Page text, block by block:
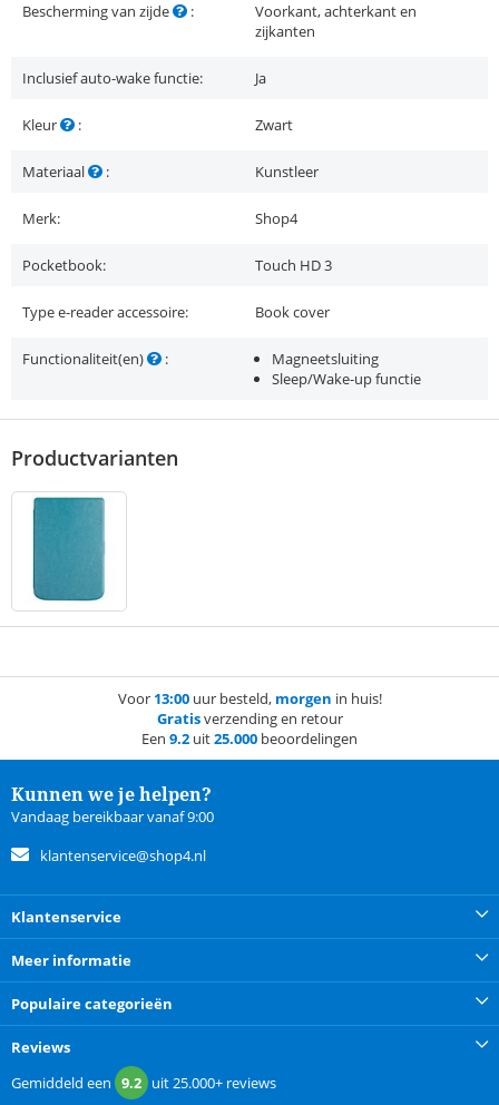
Bescherming van zijde :
Voorkant, achterkant en
zijkanten
Inclusief auto-wake functie: Ja
Kleur : Zwart
Materiaal : Kunstleer
Merk: Shop4
Pocketbook: Touch HD 3
Type e-reader accessoire: Book cover
Functionaliteit(en) :
Magneetsluiting
Sleep/Wake-up functie
Productvarianten
Voor 13:00uur besteld, morgen in huis!
Gratisverzending en retour
Een 9.2 uit25.000 beoordelingen
Kunnen we je helpen?
Vandaag bereikbaar vanaf 9:00
klantenservice@shop4.nl
Klantenservice
Meer informatie
Populaire categorieën
Reviews
Gemiddeld een 9.2 uit25.000+ reviews